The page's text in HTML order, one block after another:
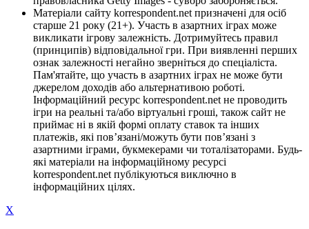
Матеріали сайту korrespondent.net призначені для осіб
старше 21 року (21+). Участь в азартних іграх може
викликати ігрову залежність. Дотримуйтесь правил
(принципів) відповідальної гри. При виявленні перших
ознак залежності негайно зверніться до спеціаліста.
Пам'ятайте, що участь в азартних іграх не може бути
джерелом доходів або альтернативою роботі.
Інформаційний ресурс korrespondent.net не проводить
ігри на реальні та/або віртуальні гроші, також сайт не
приймає ні в якій формі оплату ставок та інших
платежів, які пов’язані/можуть бути пов’язані з
азартними іграми, букмекерами чи тоталізаторами. Будь-
які матеріали на інформаційному ресурсі
korrespondent.net публікуються виключно в
інформаційних цілях.
X